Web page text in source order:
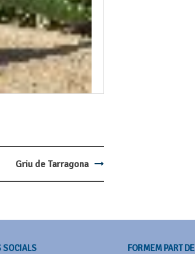
Griu de Tarragona
SOCIALS FORMEM PART DE